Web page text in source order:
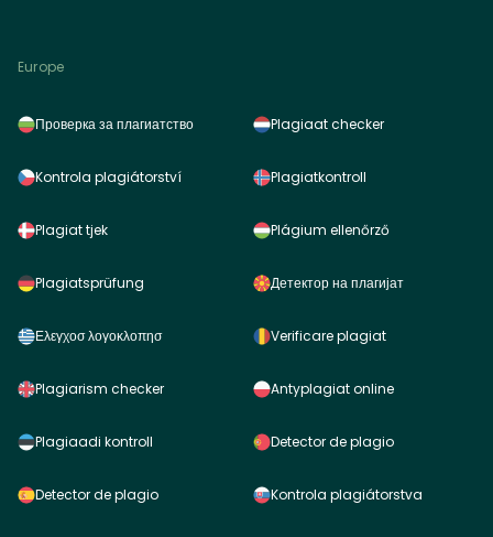
Europe
Проверка за плагиатство
Kontrola plagiátorství
Plagiat tjek
Plagiatsprüfung
Ελεγχοσ λογοκλοπησ
Plagiarism checker
Plagiaadi kontroll
Detector de plagio
Plagiaat checker
Plagiatkontroll
Plágium ellenőrző
Детектор на плагијат
Verificare plagiat
Antyplagiat online
Detector de plagio
Kontrola plagiátorstva